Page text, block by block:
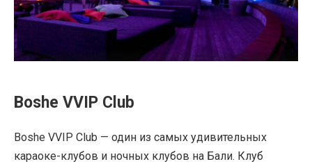
Boshe VVIP Club
Boshe VVIP Club — один из самых удивительных
караоке-клубов и ночных клубов на Бали. Клуб